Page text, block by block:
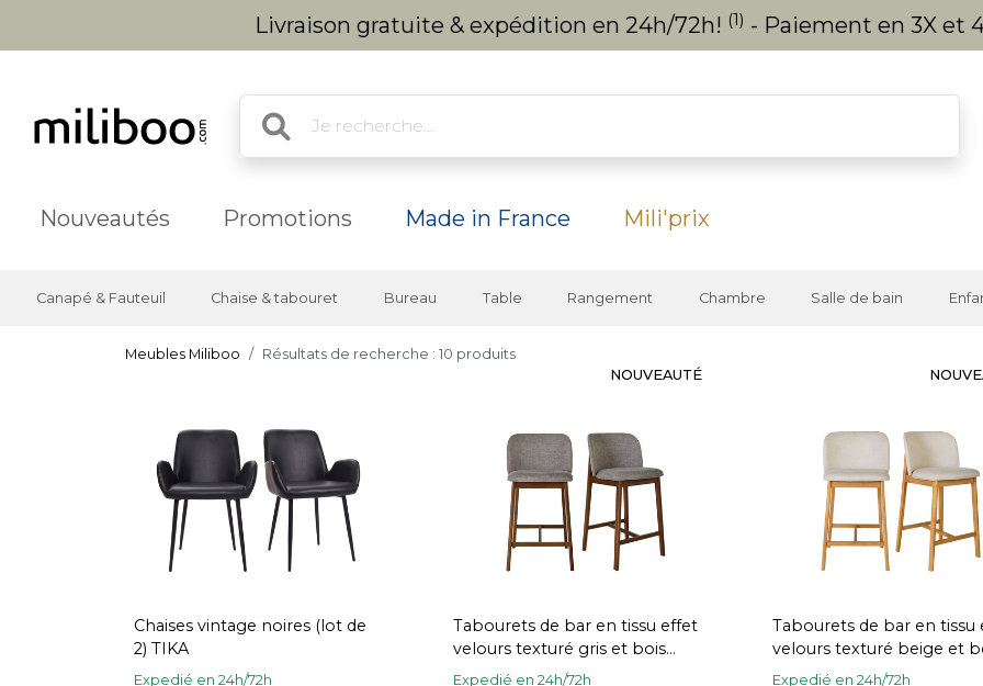
Livraison gratuite & expédition en 24h/72h! (1) - Paiement en 3X et
Nouveautés Promotions Made in France Mili'prix
Canapé & Fauteuil Chaise & tabouret Bureau Table Rangement Chambre Salle de bain
Meubles Miliboo Résultats de recherche : 10 produits
Chaises vintage noires (lot de
2) TIKA
Expedié en 24h/72h
NOUVEAUTÉ
Tabourets de bar en tissu effet
velours texturé gris et bois
foncé H69 cm (lot de 2) TIEGA
Expedié en 24h/72h
Tabourets de bar en tissu
velours texturé beige et
clair H69 cm (lot de 2)
Expedié en 24h/72h